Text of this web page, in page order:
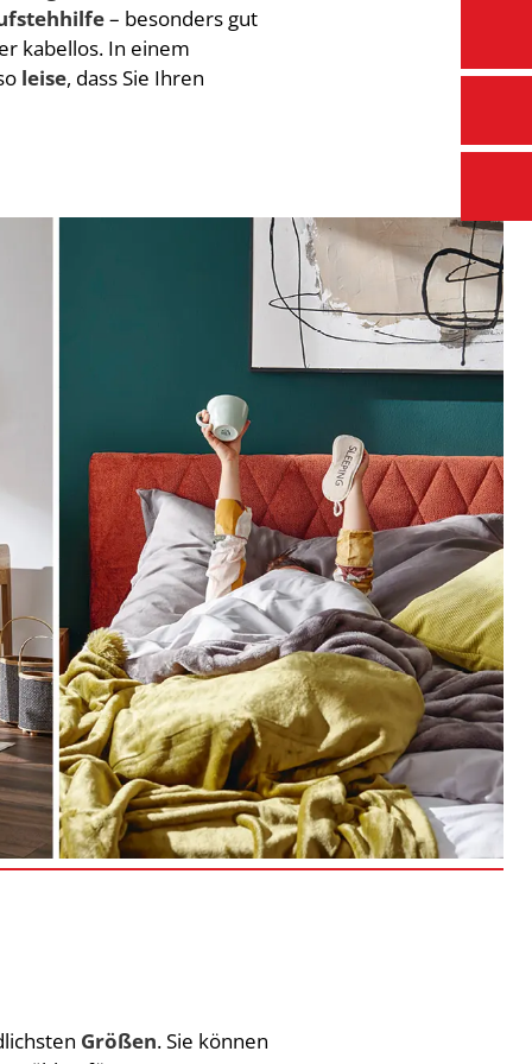
– besonders gut
kabellos. In einem
leise, dass Sie Ihren
Größen. Sie können